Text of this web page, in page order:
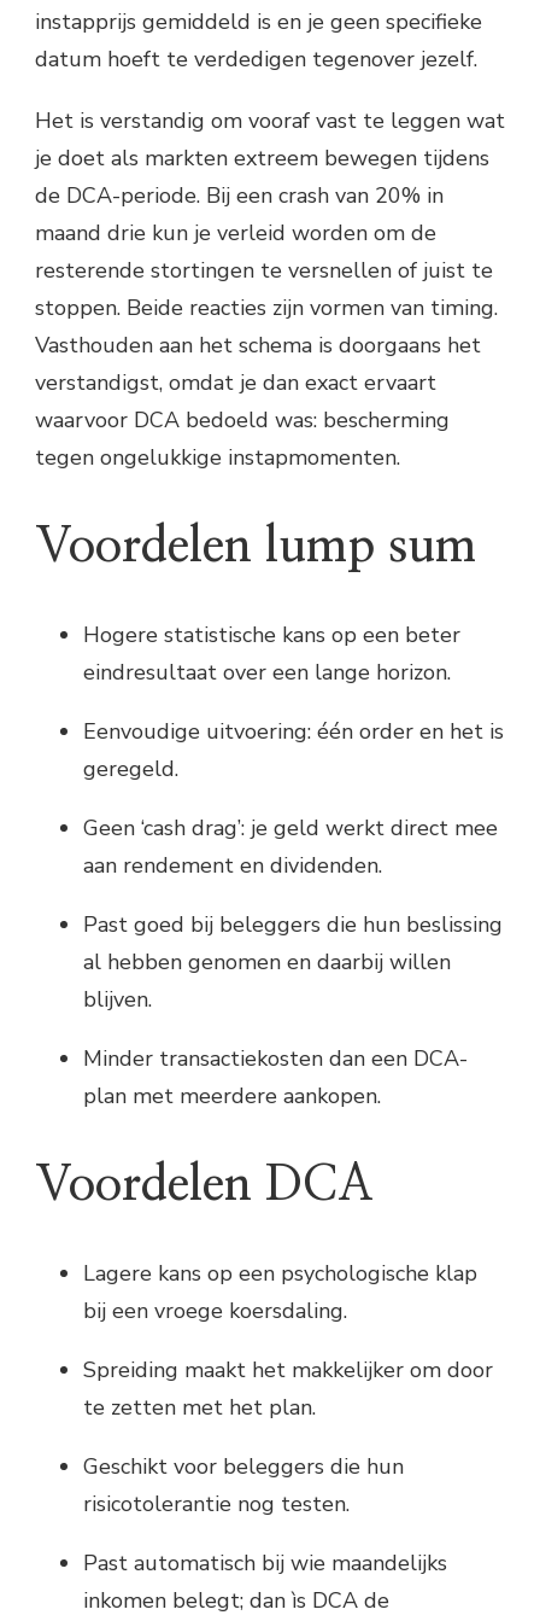
instapprijs gemiddeld is en je geen specifieke
datum hoeft te verdedigen tegenover jezelf.
Het is verstandig om vooraf vast te leggen wat
je doet als markten extreem bewegen tijdens
de DCA-periode. Bij een crash van 20% in
maand drie kun je verleid worden om de
resterende stortingen te versnellen of juist te
stoppen. Beide reacties zijn vormen van timing.
Vasthouden aan het schema is doorgaans het
verstandigst, omdat je dan exact ervaart
waarvoor DCA bedoeld was: bescherming
tegen ongelukkige instapmomenten.
Voordelen lump sum
Hogere statistische kans op een beter
eindresultaat over een lange horizon.
Eenvoudige uitvoering: één order en het is
geregeld.
Geen ‘cash drag’: je geld werkt direct mee
aan rendement en dividenden.
Past goed bij beleggers die hun beslissing
al hebben genomen en daarbij willen
blijven.
Minder transactiekosten dan een DCA-
plan met meerdere aankopen.
Voordelen DCA
Lagere kans op een psychologische klap
bij een vroege koersdaling.
Spreiding maakt het makkelijker om door
te zetten met het plan.
Geschikt voor beleggers die hun
risicotolerantie nog testen.
Past automatisch bij wie maandelijks
inkomen belegt; dan ìs DCA de